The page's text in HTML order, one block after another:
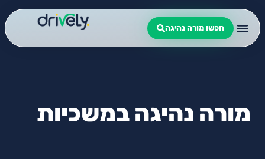
חפשו מורה נהיגה
מורה נהיגה במשכיות